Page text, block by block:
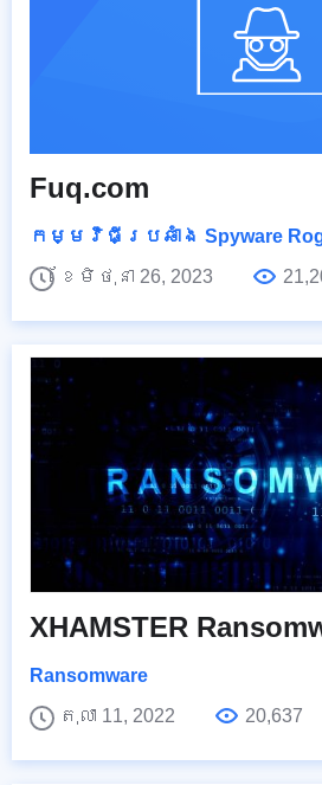
Fuq.com
កម្មវិធីប្រឆាំង Spyware
ខែមិថុនា 26, 2023
XHAMSTER
Ransomware
តុលា 11, 2022
20,637